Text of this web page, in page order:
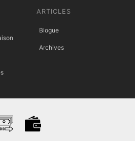
ARTICLES
Blogue
Archives